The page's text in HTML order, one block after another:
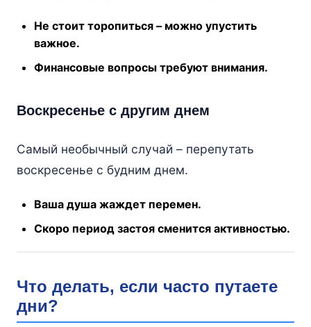
Не стоит торопиться – можно упустить
важное.
Финансовые вопросы требуют внимания.
Воскресенье с другим днем
Самый необычный случай – перепутать
воскресенье с будним днем.
Ваша душа жаждет перемен.
Скоро период застоя сменится активностью.
Что делать, если часто путаете
дни?